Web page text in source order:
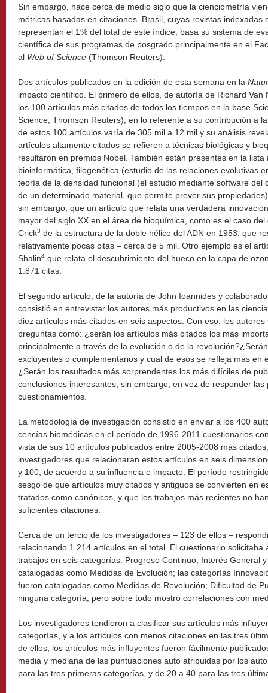
Sin embargo, hace cerca de medio siglo que la cienciometría
métricas basadas en citaciones. Brasil, cuyas revistas indexadas
representan el 1% del total de este índice, basa su sistema de
científica de sus programas de posgrado principalmente en el
al Web of Science (Thomson Reuters).
Dos artículos publicados en la edición de esta semana en la
impacto científico. El primero de ellos, de autoría de Richard Van
los 100 artículos más citados de todos los tiempos en la base
Science, Thomson Reuters), en lo referente a su contribución a
de estos 100 artículos varía de 305 mil a 12 mil y su análisis
artículos altamente citados se refieren a técnicas biológicas y
resultaron en premios Nobel. También están presentes en la lista
bioinformática, filogenética (estudio de las relaciones evolutivas
teoría de la densidad funcional (el estudio mediante software del
de un determinado material, que permite prever sus
sin embargo, que un artículo que relata una verdadera
mayor del siglo XX en el área de bioquímica, como es el caso
Crick3 de la estructura de la doble hélice del ADN en 1953, que
relativamente pocas citas – cerca de 5 mil. Otro ejemplo es el
Shalin4 que relata el descubrimiento del hueco en la capa de
1.871 citas.
El segundo artículo, de la autoría de John Ioannides y
consistió en entrevistar los autores más productivos en las
diez artículos más citados en seis aspectos. Con eso, los
preguntas como: ¿serán los artículos más citados los más
principalmente a través de la evolución o de la
excluyentes o complementarios y cual de esos se refleja más en
¿Serán los resultados más sorprendentes los más difíciles de
conclusiones interesantes, sin embargo, en vez de responder
cuestionamientos.
La metodología de investigación consistió en enviar a los 400
cencías biomédicas en el período de 1996-2011 cuestionarios
vista de sus 10 artículos publicados entre 2005-2008 más
investigadores que relacionaran estos artículos en seis
y 100, de acuerdo a su influencia e impacto. El período
sesgo de que artículos muy citados y antiguos se convierten en
tratados como canónicos, y que los trabajos más recientes no
suficientes citaciones.
Cerca de un tercio de los investigadores – 123 de ellos –
relacionando 1.214 artículos en el total. El cuestionario solicitaba
trabajos en seis categorías: Progreso Continuo, Interés General
catalogadas como Medidas de Evolución; las categorías
fueron catalogadas como Medidas de Revolución; Dificultad de
ninguna categoría, pero sobre todo mostró correlaciones con
Los investigadores tendieron a clasificar sus artículos más
categorías, y a los artículos con menos citaciones en las tres
de ellos, los artículos más influyentes fueron fácilmente
media y mediana de las puntuaciones auto atribuidas por los
para las tres primeras categorías, y de 20 a 40 para las tres